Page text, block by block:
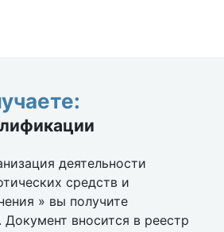
деятельности
средств и
» вы получите
вносится в реестр